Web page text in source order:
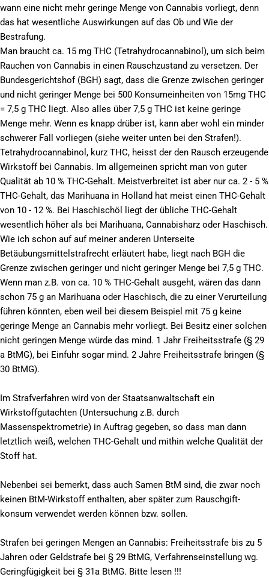
wann eine nicht mehr geringe Menge von Cannabis vorliegt, denn
das hat wesentliche Auswirkungen auf das Ob und Wie der
Bestrafung.
Man braucht ca. 15 mg THC (Tetrahydrocannabinol), um sich beim
Rauchen von Cannabis in einen Rauschzustand zu versetzen. Der
Bundesgerichtshof (BGH) sagt, dass die Grenze zwischen geringer
und nicht geringer Menge bei 500 Konsumeinheiten von 15mg THC
= 7,5 g THC liegt. Also alles über 7,5 g THC ist keine geringe
Menge mehr. Wenn es knapp drüber ist, kann aber wohl ein minder
schwerer Fall vorliegen (siehe weiter unten bei den Strafen!).
Tetrahydrocannabinol, kurz THC, heisst der den Rausch erzeugende
Wirkstoff bei Cannabis. Im allgemeinen spricht man von guter
Qualität ab 10 % THC-Gehalt. Meistverbreitet ist aber nur ca. 2 - 5 %
THC-Gehalt, das Marihuana in Holland hat meist einen THC-Gehalt
von 10 - 12 %. Bei Haschischöl liegt der übliche THC-Gehalt
wesentlich höher als bei Marihuana, Cannabisharz oder Haschisch.
Wie ich schon auf auf meiner anderen Unterseite
Betäubungsmittelstrafrecht erläutert habe, liegt nach BGH die
Grenze zwischen geringer und nicht geringer Menge bei 7,5 g THC.
Wenn man z.B. von ca. 10 % THC-Gehalt ausgeht, wären das dann
schon 75 g an Marihuana oder Haschisch, die zu einer Verurteilung
führen könnten, eben weil bei diesem Beispiel mit 75 g keine
geringe Menge an Cannabis mehr vorliegt. Bei Besitz einer solchen
nicht geringen Menge würde das mind. 1 Jahr Freiheitsstrafe (§ 29
a BtMG), bei Einfuhr sogar mind. 2 Jahre Freiheitsstrafe bringen (§
30 BtMG).
Im Strafverfahren wird von der Staatsanwaltschaft ein
Wirkstoffgutachten (Untersuchung z.B. durch
Massenspektrometrie) in Auftrag gegeben, so dass man dann
letztlich weiß, welchen THC-Gehalt und mithin welche Qualität der
Stoff hat.
Nebenbei sei bemerkt, dass auch Samen BtM sind, die zwar noch
keinen BtM-Wirkstoff enthalten, aber später zum Rauschgift-
konsum verwendet werden können bzw. sollen.
Strafen bei geringen Mengen an Cannabis: Freiheitsstrafe bis zu 5
Jahren oder Geldstrafe bei § 29 BtMG, Verfahrenseinstellung wg.
Geringfügigkeit bei § 31a BtMG. Bitte lesen !!!